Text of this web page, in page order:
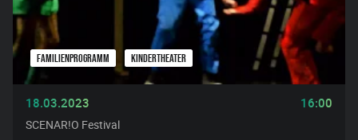
FAMILIENPROGRAMM KINDERTHEATER
18.03.2023 16:00
SCENAR!O Festival